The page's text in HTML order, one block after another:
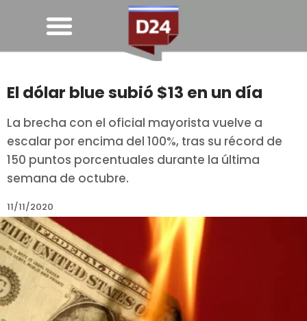
El dólar blue subió $13 en un día
La brecha con el oficial mayorista vuelve a
escalar por encima del 100%, tras su récord de
150 puntos porcentuales durante la última
semana de octubre.
11/11/2020